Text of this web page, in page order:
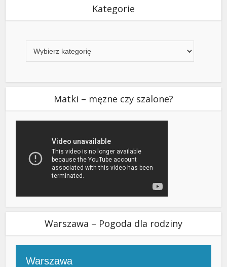
Kategorie
Matki – męzne czy szalone?
Warszawa – Pogoda dla rodziny